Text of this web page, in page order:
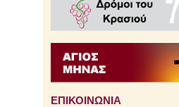
ΕΠΙΚΟΙΝΩΝΙΑ